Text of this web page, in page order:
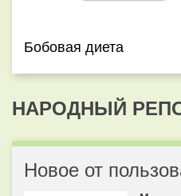
Бобовая диета
НАРОДНЫЙ
Новое от